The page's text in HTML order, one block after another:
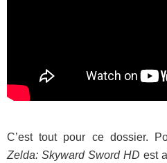
C’est tout pour ce dossier.
Zelda: Skyward Sword HD est